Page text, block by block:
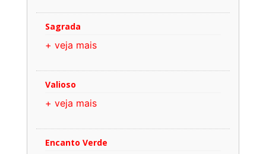
Sagrada
+ veja mais
Valioso
+ veja mais
Encanto Verde